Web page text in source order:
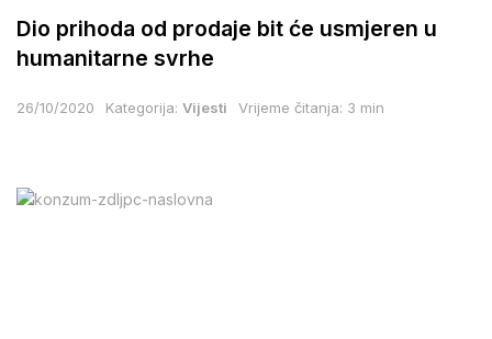
Dio prihoda od prodaje bit će usmjeren u
humanitarne svrhe
26/10/2020 Kategorija: Vijesti Vrijeme čitanja: 3 min